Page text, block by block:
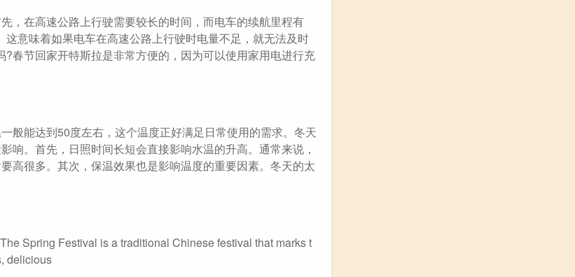
，在高速公路上行驶需要较长的时间，而电车的续航里程有
意味着如果电车在高速公路上行驶时电量不足，就无法及时
春节回家开特斯拉是非常方便的，因为可以使用家用电进行充
般能达到50度左右，这个温度正好满足日常使用的需求。冬天
响。首先，日照时间长短会直接影响水温的升高。通常来说，
高很多。其次，保温效果也是影响温度的重要因素。冬天的太
Spring Festival is a traditional Chinese festival that marks t
delicious